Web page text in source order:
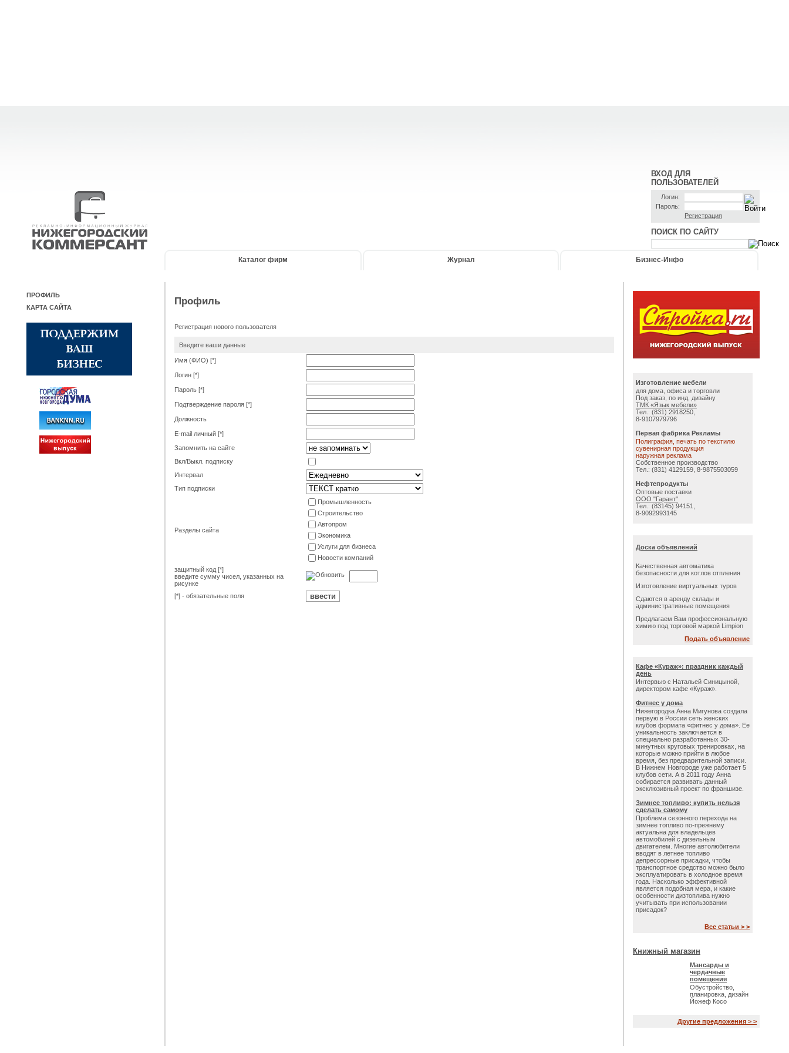
ВХОД ДЛЯ
ПОЛЬЗОВАТЕЛЕЙ
Логин:
Пароль:
Регистрация
ПОИСК ПО САЙТУ
Каталог фирм Журнал Бизнес-Инфо
ПРОФИЛЬ
КАРТА САЙТА
Профиль
Регистрация нового пользователя
Введите ваши данные
Имя (ФИО) [*]
Логин [*]
Пароль [*]
Подтверждение пароля [*]
Должность
E-mail личный [*]
Запомнить на сайте
Вкл/Выкл. подписку
Интервал
Тип подписки
Разделы сайта
Промышленность
Строительство
Автопром
Экономика
Услуги для бизнеса
Новости компаний
защитный код [*]
введите сумму чисел, указанных на
рисунке
[*] - обязательные поля
Изготовление мебели
для дома, офиса и торговли
Под заказ, по инд. дизайну
ТМК «Язык мебели»
Тел.: (831) 2918250,
8-9107979796
Первая фабрика Рекламы
Полиграфия, печать по текстилю
сувенирная продукция
наружная реклама
Собственное производство
Тел.: (831) 4129159, 8-9875503059
Нефтепродукты
Оптовые поставки
ООО "Гарант"
Тел.: (83145) 94151,
8-9092993145
Доска объявлений
Качественная автоматика
безопасности для котлов отпления
Изготовление виртуальных туров
Сдаются в аренду склады и
административные помещения
Предлагаем Вам профессиональную
химию под торговой маркой Limpion
Подать объявление
Кафе «Кураж»: праздник каждый
день
Интервью с Натальей Синицыной,
директором кафе «Кураж».
Фитнес у дома
Нижегородка Анна Мигунова создала
первую в России сеть женских
клубов формата «фитнес у дома». Ее
уникальность заключается в
специально разработанных 30-
минутных круговых тренировках, на
которые можно прийти в любое
время, без предварительной записи.
В Нижнем Новгороде уже работает 5
клубов сети. А в 2011 году Анна
собирается развивать данный
эксклюзивный проект по франшизе.
Зимнее топливо: купить нельзя
сделать самому
Проблема сезонного перехода на
зимнее топливо по-прежнему
актуальна для владельцев
автомобилей с дизельным
двигателем. Многие автолюбители
вводят в летнее топливо
депрессорные присадки, чтобы
транспортное средство можно было
эксплуатировать в холодное время
года. Насколько эффективной
является подобная мера, и какие
особенности дизтоплива нужно
учитывать при использовании
присадок?
Все статьи > >
Книжный магазин
Мансарды и
чердачные
помещения
Обустройство,
планировка, дизайн
Йожеф Косо
Другие предложения > >